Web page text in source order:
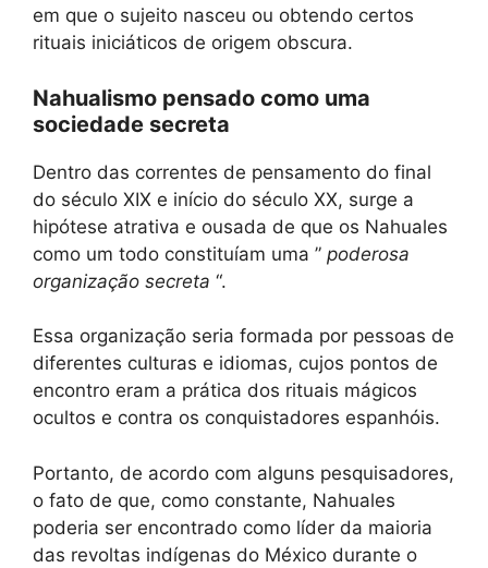
em que o sujeito nasceu ou obtendo certos
rituais iniciáticos de origem obscura.
Nahualismo pensado como uma
sociedade secreta
Dentro das correntes de pensamento do final
do século XIX e início do século XX, surge a
hipótese atrativa e ousada de que os Nahuales
como um todo constituíam uma ” poderosa
organização secreta “.
Essa organização seria formada por pessoas de
diferentes culturas e idiomas, cujos pontos de
encontro eram a prática dos rituais mágicos
ocultos e contra os conquistadores espanhóis.
Portanto, de acordo com alguns pesquisadores,
o fato de que, como constante, Nahuales
poderia ser encontrado como líder da maioria
das revoltas indígenas do México durante o